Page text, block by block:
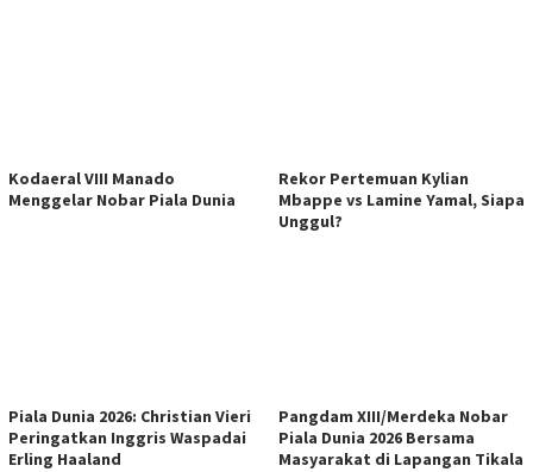
Kodaeral VIII Manado
Menggelar Nobar Piala Dunia
Rekor Pertemuan Kylian
Mbappe vs Lamine Yamal, Siapa
Unggul?
Piala Dunia 2026: Christian Vieri
Peringatkan Inggris Waspadai
Erling Haaland
Pangdam XIII/Merdeka Nobar
Piala Dunia 2026 Bersama
Masyarakat di Lapangan Tikala